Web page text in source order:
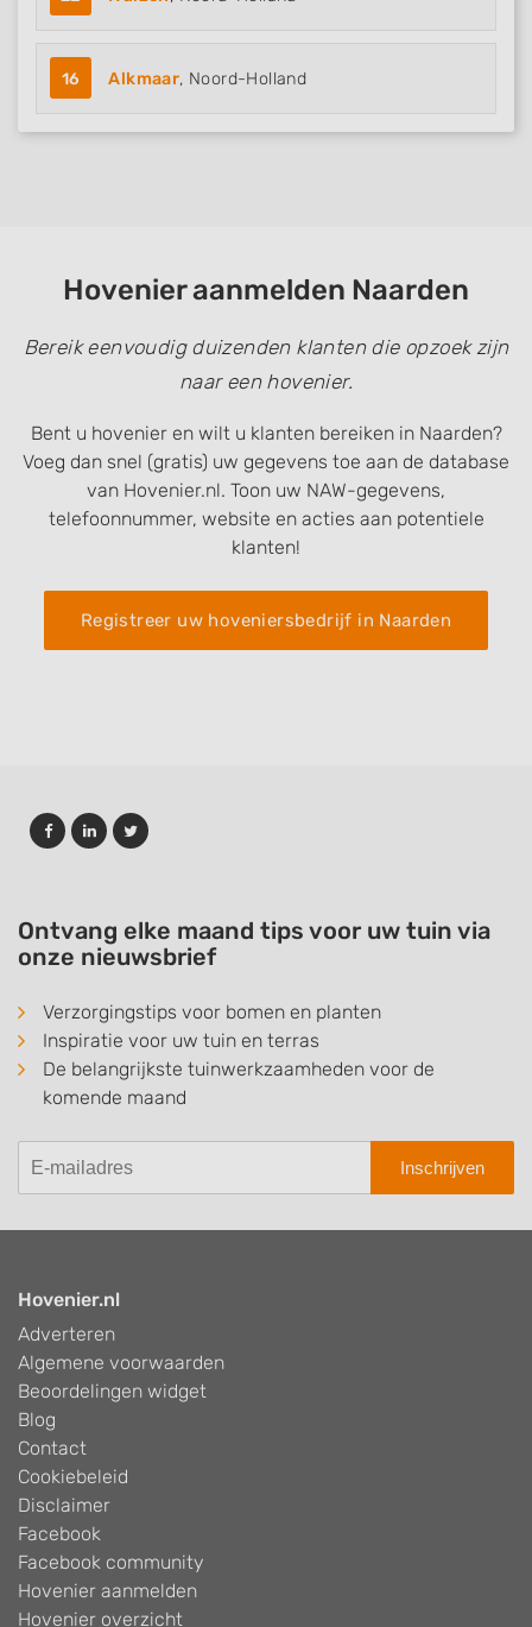
16 Alkmaar, Noord-Holland
Hovenier aanmelden Naarden
Bereik eenvoudig duizenden klanten die opzoek zijn
naar een hovenier.
Bent u hovenier en wilt u klanten bereiken in Naarden?
Voeg dan snel (gratis) uw gegevens toe aan de database
van Hovenier.nl. Toon uw NAW-gegevens,
telefoonnummer, website en acties aan potentiele
klanten!
Registreer uw hoveniersbedrijf in Naarden
Ontvang elke maand tips voor uw tuin via
onze nieuwsbrief
Verzorgingstips voor bomen en planten
Inspiratie voor uw tuin en terras
De belangrijkste tuinwerkzaamheden voor de
komende maand
Inschrijven
Hovenier.nl
Adverteren
Algemene voorwaarden
Beoordelingen widget
Blog
Contact
Cookiebeleid
Disclaimer
Facebook
Facebook community
Hovenier aanmelden
Hovenier overzicht